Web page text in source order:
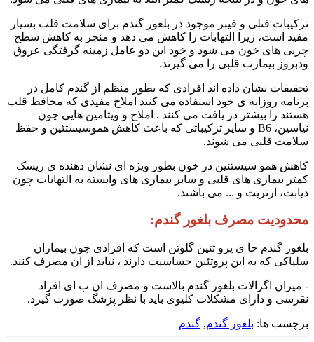
ترکیبات فنلی و فیبر موجود در بلغور گندم برای سلامت قلب بسیار
مفید است، زیرا التهابات را کاهش می دهد و منجر به کاهش سطح
چربی های خون می شود و خود این دو عامل زمینه گرفتگی عروق
ودبروز بیمارب قلبی را می گیرند.
تحقیقات نشان داده اند افرادی که بطور منظم از گندم کامل در
برنامه روزانه ی خود استفاده می کنند املاح مفیدی که محافظ قلب
هستند را بیشتر در یافت می کنند . املاح و ویتامین هایی چون
نیاسین، B6 و سایر ترکیباتی که باعث کاهش هموسیستئین و حفظ
سلامت قلبی می شوند.
کاهش همو سیستئین در خون بطور ویژه ای نشان دهنده ی ریسک
کمتر بیمازی های قلبی و سایر بیماری های وابسته به التهابات چون
دیابت، ارتریت و ... می باشند.
محدودیت مصرف بلغور گندم:
بلغور گندم حا ی پرو تئین گلوتن است که افرادی چون بیماران
سلیاکی که به این پروتئین حساسیت دارند ، نباید از ان مصرف کنند.
- میزان اگزالات بلغور گندم بالاست و مصرف ان ب ای افراد
نقرسی و دارای مشکلات کلیوی باید با نظر پزشگ صورت گیرد.
برچسب ها: بلغور گندم, گندم